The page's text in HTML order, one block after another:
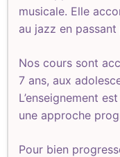
musicale. Elle
au jazz en
Nos cours sont
7 ans, aux
L’enseignement
une approche
Pour bien